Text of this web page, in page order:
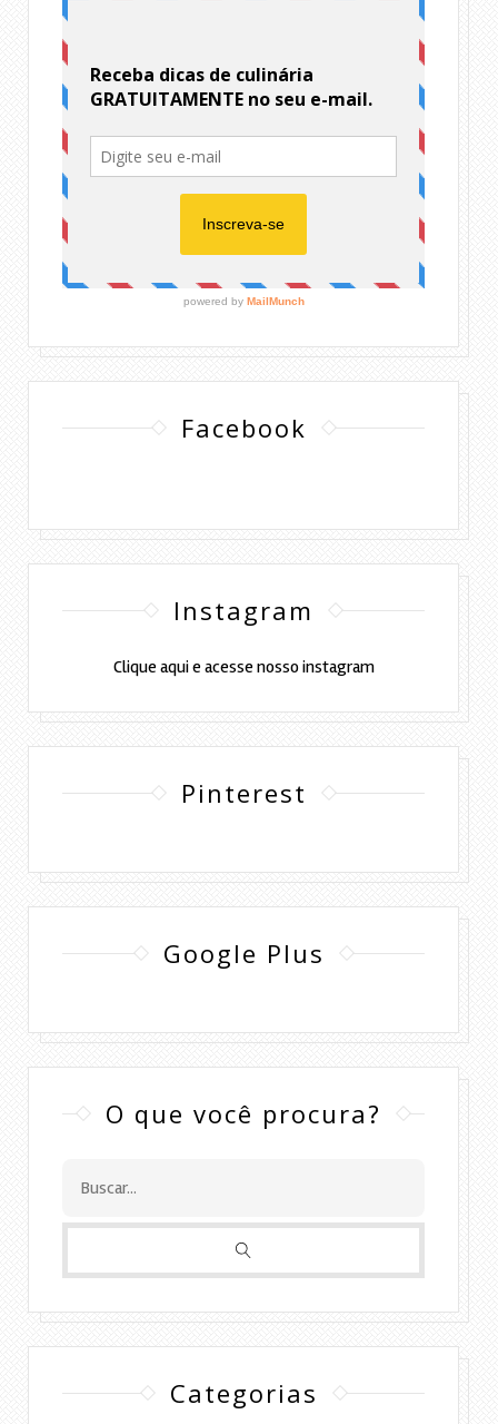
Facebook
Instagram
Clique aqui e acesse nosso instagram
Pinterest
Google Plus
O que você procura?
Categorias